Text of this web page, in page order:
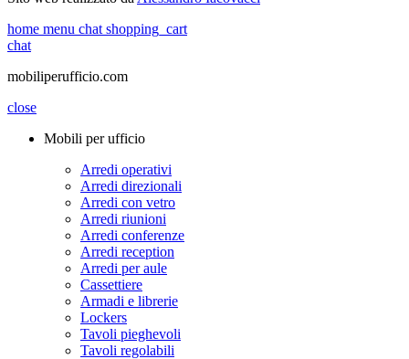
home menu chat shopping_cart
chat
mobiliperufficio.com
close
Mobili per ufficio
Arredi operativi
Arredi direzionali
Arredi con vetro
Arredi riunioni
Arredi conferenze
Arredi reception
Arredi per aule
Cassettiere
Armadi e librerie
Lockers
Tavoli pieghevoli
Tavoli regolabili